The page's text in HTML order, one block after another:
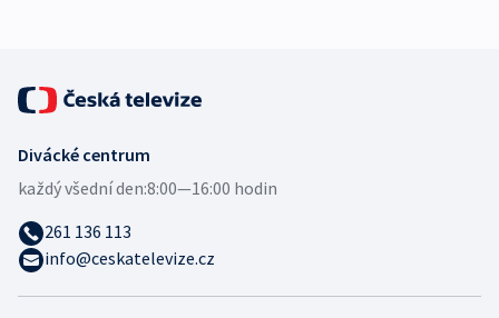
Divácké centrum
každý všední den:8:00—16:00 hodin
261 136 113
info@ceskatelevize.cz